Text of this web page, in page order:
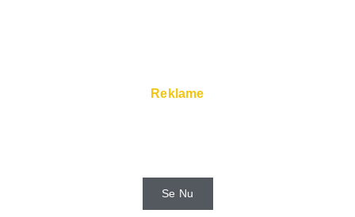
Reklame
Se Nu